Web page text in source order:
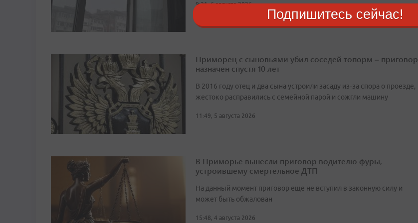
9:21, 6 августа 2026
Приморец с сыновьями убил соседей топорм – приговор
назначен спустя 10 лет
В 2016 году отец и два сына устроили засаду из‑за спора о проезде,
жестоко расправились с семейной парой и сожгли машину
11:49, 5 августа 2026
В Приморье вынесли приговор водителю фуры,
устроившему смертельное ДТП
На данный момент приговор еще не вступил в законную силу и
может быть обжалован
15:48, 4 августа 2026
Подпишитесь сейчас!